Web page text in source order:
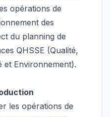
opérations de
des
du planning de
QHSSE (Qualité,
et Environnement).
les opérations de